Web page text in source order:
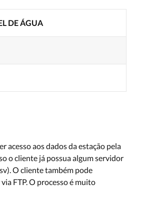
DE ÁGUA
acesso aos dados da estação pela
o cliente já possua algum servidor
O cliente também pode
FTP. O processo é muito